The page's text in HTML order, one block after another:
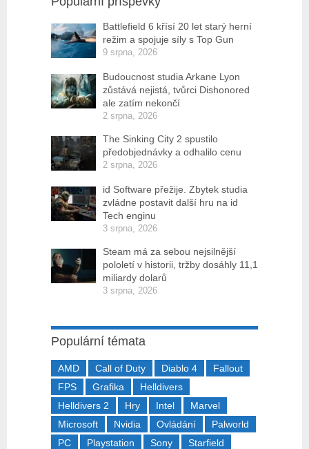
Battlefield 6 křísí 20 let starý herní
režim a spojuje síly s Top Gun
9 srpna, 2026
Budoucnost studia Arkane Lyon
zůstává nejistá, tvůrci Dishonored
ale zatím nekončí
2 srpna, 2026
The Sinking City 2 spustilo
předobjednávky a odhalilo cenu
2 srpna, 2026
id Software přežije. Zbytek studia
zvládne postavit další hru na id
Tech enginu
3 srpna, 2026
Steam má za sebou nejsilnější
pololetí v historii, tržby dosáhly 11,1
miliardy dolarů
3 srpna, 2026
Populární témata
AMD Call of Duty Diablo 4
Fallout
FPS
Grafika
Helldivers
Helldivers 2
Hry Intel
Marvel
Microsoft
Nvidia Ovládání
Palworld
PC
Playstation Sony
Starfield